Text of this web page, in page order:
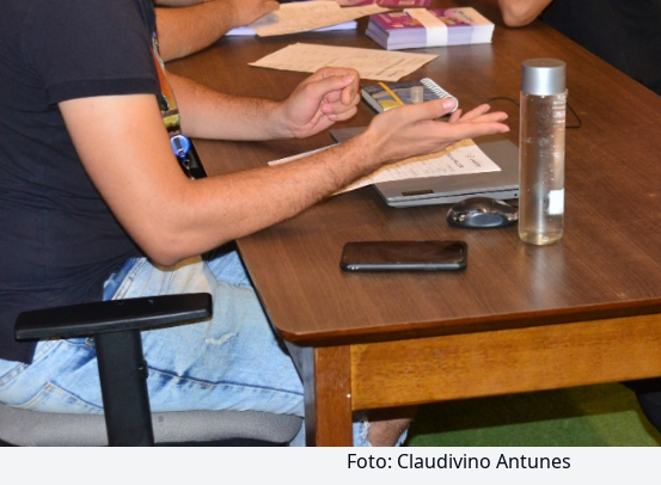
Foto: Claudivino Antunes